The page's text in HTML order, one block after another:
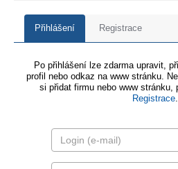
Přihlášení Registrace
Po přihlášení lze zdarma upravit,
profil nebo odkaz na www stránku.
si přidat firmu nebo www stránku,
Registrace.